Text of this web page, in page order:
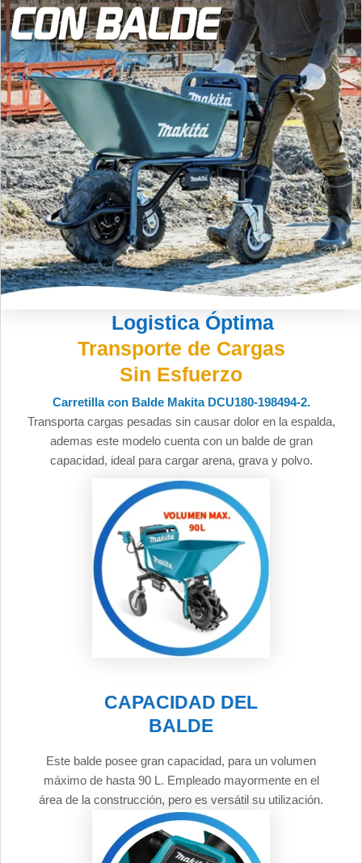
Logistica Óptima
Transporte de Cargas
Sin Esfuerzo
Carretilla con Balde Makita DCU180-198494-2.
Transporta cargas pesadas sin causar dolor en la espalda,
ademas este modelo cuenta con un balde de gran
capacidad, ideal para cargar arena, grava y polvo.
CAPACIDAD DEL
BALDE
Este balde posee gran capacidad, para un volumen
máximo de hasta 90 L. Empleado mayormente en el
área de la construcción, pero es versátil su utilización.